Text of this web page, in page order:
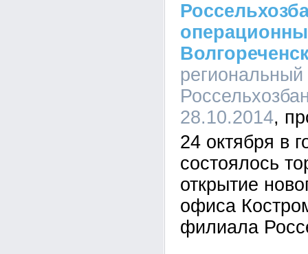
28.10.2014
24 октября в
состоялось
открытие
офиса
филиала